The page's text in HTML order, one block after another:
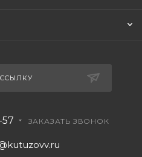
ЗАКАЗАТЬ ЗВОНОК